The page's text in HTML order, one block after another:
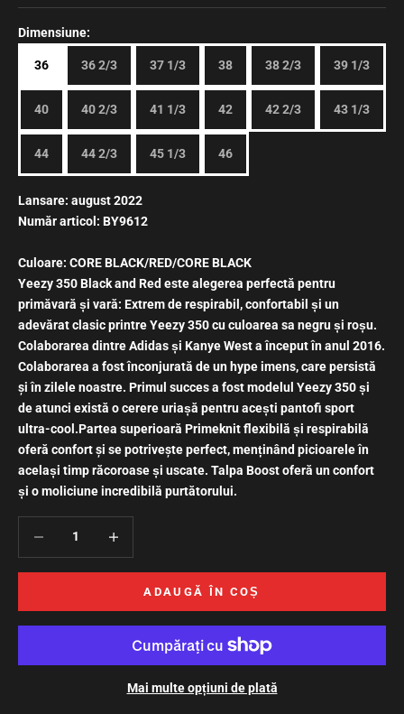
Dimensiune:
36 36 2/3 37 1/3 38 38 2/3 39 1/3
40 40 2/3 41 1/3 42 42 2/3 43 1/3
44 44 2/3 45 1/3 46
Lansare: august 2022
Număr articol: BY9612
Culoare: COREBLACK/RED/CORE BLACK
Yeezy 350 Black and Red este alegerea perfectă pentru
primăvară și vară: Extrem de respirabil, confortabil și un
adevărat clasic printre Yeezy 350 cu culoarea sa negru și roșu.
Colaborarea dintre Adidas și Kanye West a început în anul 2016.
Colaborarea a fost înconjurată de un hype imens, care persistă
şi în zilele noastre. Primul succes a fost modelul Yeezy 350 și
de atunci există o cerere uriașă pentru acești pantofi sport
ultra-cool.Partea superioară Primeknit flexibilă și respirabilă
oferă confort şi se potriveşte perfect, menținând picioarele în
același timp răcoroase și uscate. Talpa Boost oferă un confort
și o moliciune incredibilă purtătorului.
ADAUGĂ ÎN COȘ
Mai multe opțiuni de plată